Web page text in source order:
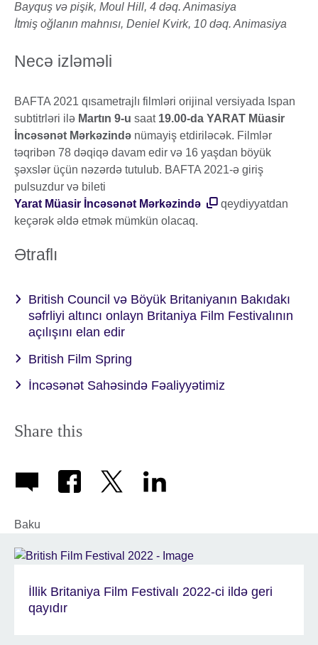
Bayquş və pişik, Moul Hill, 4 dəq. Animasiya
İtmiş oğlanın mahnısı, Deniel Kvirk, 10 dəq. Animasiya
Necə izləməli
BAFTA 2021 qısametrajlı filmləri orijinal versiyada Ispan
subtitrləri ilə Martın 9-u saat 19.00-da YARAT Müasir
İncəsənət Mərkəzində nümayiş etdiriləcək. Filmlər
təqribən 78 dəqiqə davam edir və 16 yaşdan böyük
şəxslər üçün nəzərdə tutulub. BAFTA 2021-ə giriş
pulsuzdur və bileti
Yarat Müasir İncəsənət Mərkəzində
qeydiyyatdan
keçərək əldə etmək mümkün olacaq.
Ətraflı
British Council və Böyük Britaniyanın Bakıdakı
səfrliyi altıncı onlayn Britaniya Film Festivalının
açılışını elan edir
British Film Spring
İncəsənət Sahəsində Fəaliyyətimiz
Share this
Baku
İllik Britaniya Film Festivalı 2022-ci ildə geri
qayıdır